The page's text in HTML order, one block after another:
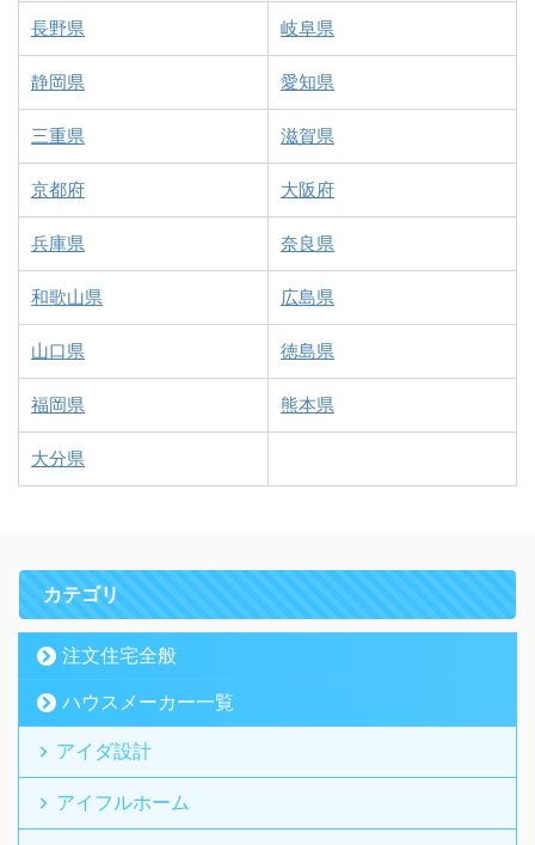
長野県 岐阜県
静岡県 愛知県
三重県 滋賀県
京都府 大阪府
兵庫県 奈良県
和歌山県 広島県
山口県 徳島県
福岡県 熊本県
大分県
カテゴリ
注文住宅全般
ハウスメーカー一覧
アイダ設計
アイフルホーム